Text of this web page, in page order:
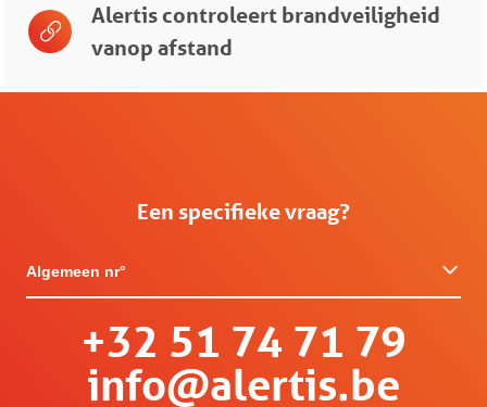
Alertis controleert brandveiligheid
vanop afstand
Een specifieke vraag?
Algemeen nr°
+32 51 74 71 79
info@alertis.be